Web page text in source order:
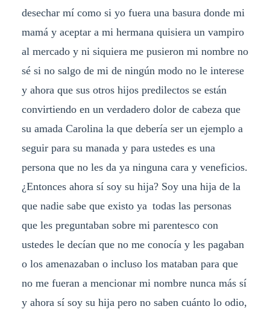
desechar mí como si yo fuera una basura donde mi
mamá y aceptar a mi hermana quisiera un vampiro
al mercado y ni siquiera me pusieron mi nombre no
sé si no salgo de mi de ningún modo no le interese
y ahora que sus otros hijos predilectos se están
convirtiendo en un verdadero dolor de cabeza que
su amada Carolina la que debería ser un ejemplo a
seguir para su manada y para ustedes es una
persona que no les da ya ninguna cara y veneficios.
¿Entonces ahora sí soy su hija? Soy una hija de la
que nadie sabe que existo ya todas las personas
que les preguntaban sobre mi parentesco con
ustedes le decían que no me conocía y les pagaban
o los amenazaban o incluso los mataban para que
no me fueran a mencionar mi nombre nunca más sí
y ahora sí soy su hija pero no saben cuánto lo odio,